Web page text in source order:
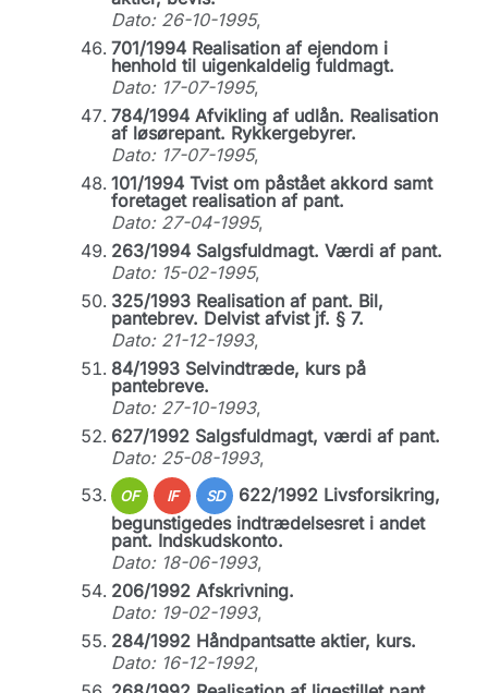
Dato: 26-10-1995,
701/1994 Realisation af ejendom i
henhold til uigenkaldelig fuldmagt.
Dato: 17-07-1995,
784/1994 Afvikling af udlån. Realisation
af løsørepant. Rykkergebyrer.
Dato: 17-07-1995,
101/1994 Tvist om påstået akkord samt
foretaget realisation af pant.
Dato: 27-04-1995,
263/1994 Salgsfuldmagt. Værdi af pant.
Dato: 15-02-1995,
325/1993 Realisation af pant. Bil,
pantebrev. Delvist afvist jf. § 7.
Dato: 21-12-1993,
84/1993 Selvindtræde, kurs på
pantebreve.
Dato: 27-10-1993,
627/1992 Salgsfuldmagt, værdi af pant.
Dato: 25-08-1993,
OF IF SD
622/1992 Livsforsikring,
begunstigedes indtrædelsesret i andet
pant. Indskudskonto.
Dato: 18-06-1993,
206/1992 Afskrivning.
Dato: 19-02-1993,
284/1992 Håndpantsatte aktier, kurs.
Dato: 16-12-1992,